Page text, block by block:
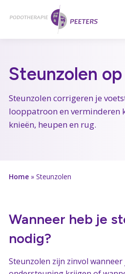
hoofdinhoud
Steunzolen
Steunzolen corrigeren je
looppatroon en verminderen
knieën, heupen en rug.
Home» Steunzolen
Wanneer heb je
nodig?
Steunzolen zijn zinvol